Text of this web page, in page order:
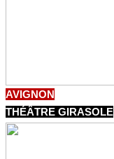
AVIGNON
THÉÂTRE GIRASOLE